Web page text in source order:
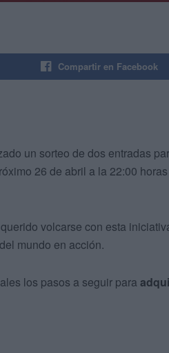
Compartir en Facebook
un sorteo de dos entradas
26 de abril a la 22:00
volcarse con esta
del mundo en acción.
los pasos a seguir para